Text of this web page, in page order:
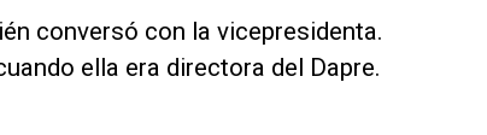
conversó con la vicepresidenta.
ella era directora del Dapre.